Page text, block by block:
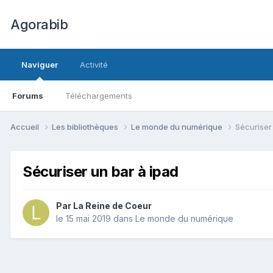
Agorabib
Naviguer
Forums Téléchargements
Activité
Accueil Les bibliothèques Le monde du numérique
Sécuriser un bar à ipad
Par La Reine de Coeur
le 15 mai 2019 dans Le monde du numérique